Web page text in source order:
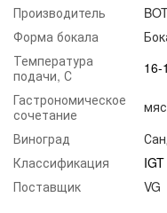
Производитель
Форма бокала
Температура
подачи, С
16-
Гастрономическое
сочетание
Виноград
Классификация
IGT
Поставщик
VG